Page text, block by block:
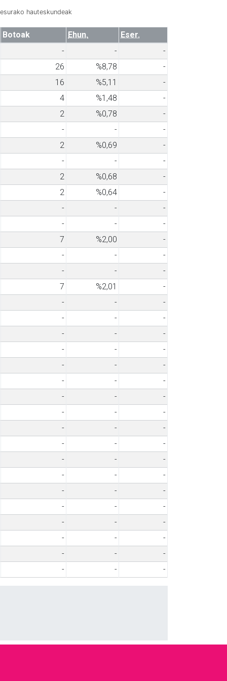
hauteskundeak
Botoak Ehun.
Eser.
- -
-
26 %8,78
-
16 %5,11
-
4 %1,48
-
2 %0,78
-
- -
-
2 %0,69
-
- -
-
2 %0,68
-
2 %0,64
-
- -
-
- -
-
7 %2,00
-
- -
-
- -
-
7 %2,01
-
- -
-
- -
-
- -
-
- -
-
- -
-
- -
-
- -
-
- -
-
- -
-
- -
-
- -
-
- -
-
- -
-
- -
-
- -
-
- -
-
- -
-
- - -